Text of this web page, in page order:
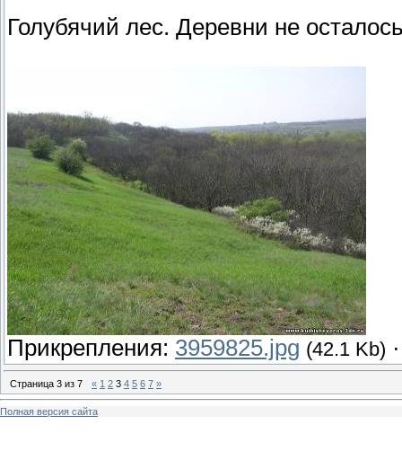
Голубячий лес. Деревни не
Прикрепления: 3959825.jpg (42.1 Kb)
Страница 3 из 7 « 1 2 3 4 5 6 7 »
Полная версия сайта